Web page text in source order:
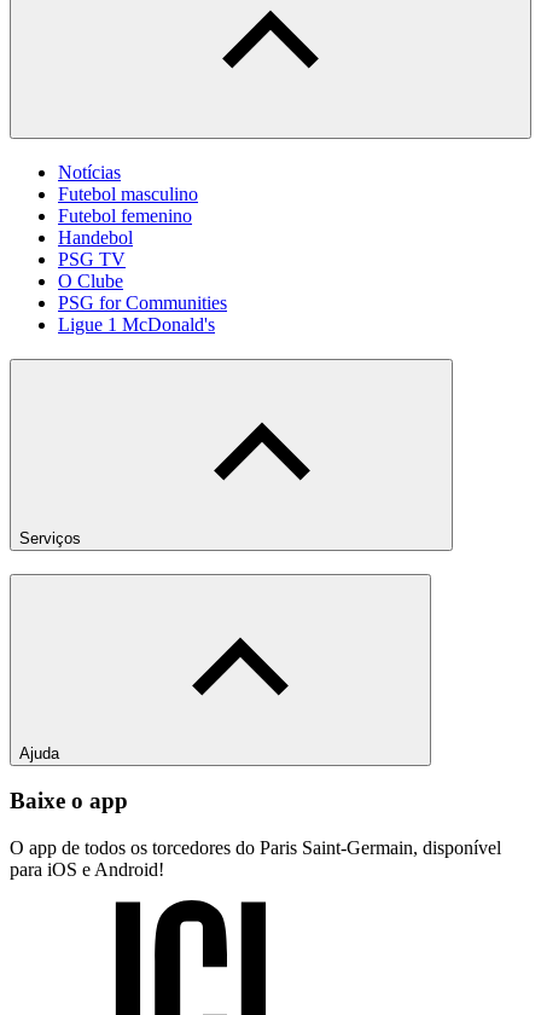
Notícias
Futebol masculino
Futebol femenino
Handebol
PSG TV
O Clube
PSG for Communities
Ligue 1 McDonald's
Serviços
Ajuda
Baixe o app
O app de todos os torcedores do Paris Saint-Germain, disponível
para iOS e Android!